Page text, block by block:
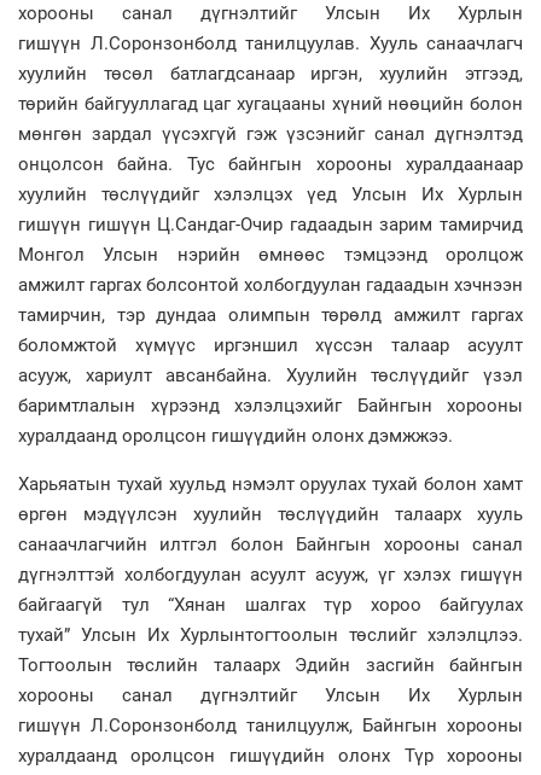
хорооны санал дүгнэлтийг Улсын Их Хурлын
гишүүн Л.Соронзонболд танилцуулав. Хууль санаачлагч
хуулийн төсөл батлагдсанаар иргэн, хуулийн этгээд,
төрийн байгууллагад цаг хугацааны хүний нөөцийн болон
мөнгөн зардал үүсэхгүй гэж үзсэнийг санал дүгнэлтэд
онцолсон байна. Тус байнгын хорооны хуралдаанаар
хуулийн төслүүдийг хэлэлцэх үед Улсын Их Хурлын
гишүүн гишүүн Ц.Сандаг-Очир гадаадын зарим тамирчид
Монгол Улсын нэрийн өмнөөс тэмцээнд оролцож
амжилт гаргах болсонтой холбогдуулан гадаадын хэчнээн
тамирчин, тэр дундаа олимпын төрөлд амжилт гаргах
боломжтой хүмүүс иргэншил хүссэн талаар асуулт
асууж, хариулт авсанбайна. Хуулийн төслүүдийг үзэл
баримтлалын хүрээнд хэлэлцэхийг Байнгын хорооны
хуралдаанд оролцсон гишүүдийн олонх дэмжжээ.
Харьяатын тухай хуульд нэмэлт оруулах тухай болон хамт
өргөн мэдүүлсэн хуулийн төслүүдийн талаарх хууль
санаачлагчийн илтгэл болон Байнгын хорооны санал
дүгнэлттэй холбогдуулан асуулт асууж, үг хэлэх гишүүн
байгаагүй тул “Хянан шалгах түр хороо байгуулах
тухай” Улсын Их Хурлынтогтоолын төслийг хэлэлцлээ.
Тогтоолын төслийн талаарх Эдийн засгийн байнгын
хорооны санал дүгнэлтийг Улсын Их Хурлын
гишүүн Л.Соронзонболд танилцуулж, Байнгын хорооны
хуралдаанд оролцсон гишүүдийн олонх Түр хорооны